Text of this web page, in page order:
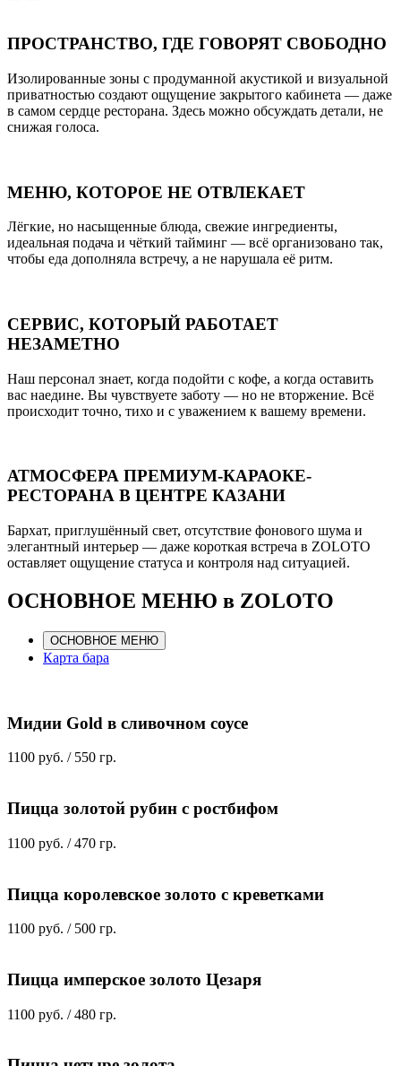
ПРОСТРАНСТВО, ГДЕ ГОВОРЯТ СВОБОДНО
Изолированные зоны с продуманной акустикой и визуальной
приватностью создают ощущение закрытого кабинета — даже
в самом сердце ресторана. Здесь можно обсуждать детали, не
снижая голоса.
МЕНЮ, КОТОРОЕ НЕ ОТВЛЕКАЕТ
Лёгкие, но насыщенные блюда, свежие ингредиенты,
идеальная подача и чёткий тайминг — всё организовано так,
чтобы еда дополняла встречу, а не нарушала её ритм.
СЕРВИС, КОТОРЫЙ РАБОТАЕТ
НЕЗАМЕТНО
Наш персонал знает, когда подойти с кофе, а когда оставить
вас наедине. Вы чувствуете заботу — но не вторжение. Всё
происходит точно, тихо и с уважением к вашему времени.
АТМОСФЕРА ПРЕМИУМ-КАРАОКЕ-
РЕСТОРАНА В ЦЕНТРЕ КАЗАНИ
Бархат, приглушённый свет, отсутствие фонового шума и
элегантный интерьер — даже короткая встреча в ZOLOTO
оставляет ощущение статуса и контроля над ситуацией.
ОСНОВНОЕ МЕНЮ в ZOLOTO
ОСНОВНОЕ МЕНЮ
Карта бара
Мидии Gold в сливочном соусе
1100 руб. / 550 гр.
Пицца золотой рубин с ростбифом
1100 руб. / 470 гр.
Пицца королевское золото с креветками
1100 руб. / 500 гр.
Пицца имперское золото Цезаря
1100 руб. / 480 гр.